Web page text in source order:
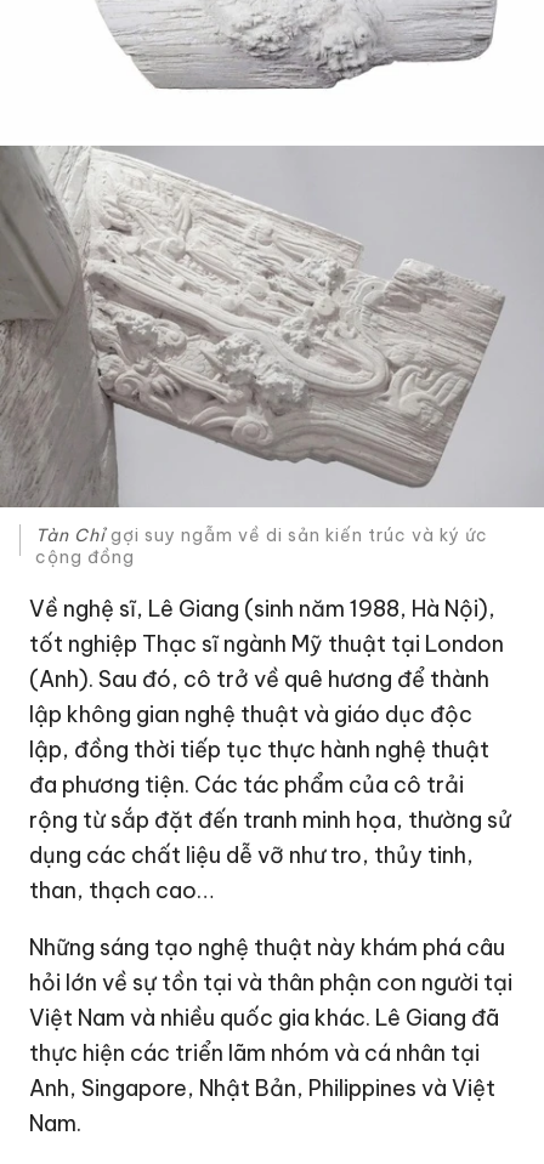
Tàn Chỉgợi suy ngẫm về di sản kiến trúc và ký ức
cộng đồng
Về nghệ sĩ, Lê Giang (sinh năm 1988, Hà Nội),
tốt nghiệp Thạc sĩ ngành Mỹ thuật tại London
(Anh). Sau đó, cô trở về quê hương để thành
lập không gian nghệ thuật và giáo dục độc
lập, đồng thời tiếp tục thực hành nghệ thuật
đa phương tiện. Các tác phẩm của cô trải
rộng từ sắp đặt đến tranh minh họa, thường sử
dụng các chất liệu dễ vỡ như tro, thủy tinh,
than, thạch cao…
Những sáng tạo nghệ thuật này khám phá câu
hỏi lớn về sự tồn tại và thân phận con người tại
Việt Nam và nhiều quốc gia khác. Lê Giang đã
thực hiện các triển lãm nhóm và cá nhân tại
Anh, Singapore, Nhật Bản, Philippines và Việt
Nam.